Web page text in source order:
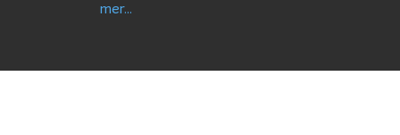
mer...